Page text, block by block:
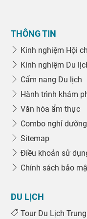
THÔNG TIN
Kinh nghiệm Hội
Kinh nghiệm Du
Cẩm nang Du lịch
Hành trình khám
Văn hóa ẩm thực
Combo nghỉ dưỡng
Sitemap
Điều khoản sử
Chính sách bảo
DU LỊCH
Tour Du Lịch